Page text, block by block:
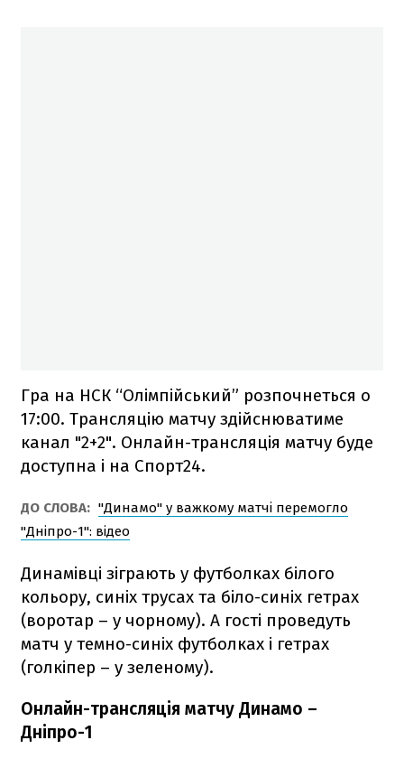
Гра на НСК “Олімпійський” розпочнеться о
17:00. Трансляцію матчу здійснюватиме
канал "2+2". Онлайн-трансляція матчу буде
доступна і на Спорт24.
ДО СЛОВА: "Динамо" у важкому матчі перемогло
"Дніпро-1": відео
Динамівці зіграють у футболках білого
кольору, синіх трусах та біло-синіх гетрах
(воротар – у чорному). А гості проведуть
матч у темно-синіх футболках і гетрах
(голкіпер – у зеленому).
Онлайн-трансляція матчу Динамо –
Дніпро-1